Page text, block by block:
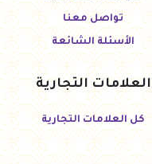
تواصل معنا
الأسئلة الشائعة
العلامات التجارية
كل العلامات التجارية